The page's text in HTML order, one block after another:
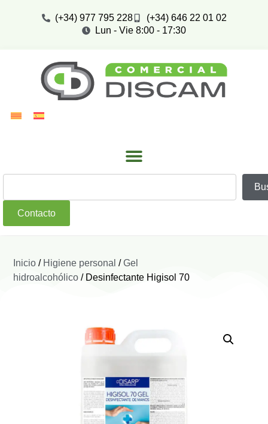
(+34) 977 795 228
(+34) 646 22 01 02
Lun - Vie 8:00 - 17:30
Contacto
Inicio / Higiene personal /Gel
hidroalcohólico / Desinfectante Higisol 70